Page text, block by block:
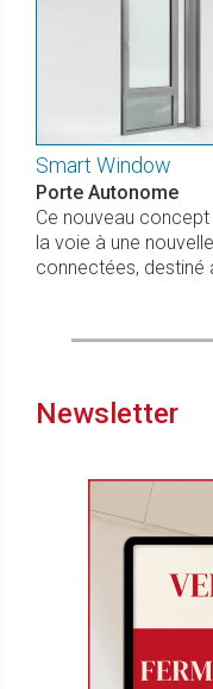
Smart Window
Porte Autonome
Ce nouveau
la voie à une
connectées, destiné
Newsletter